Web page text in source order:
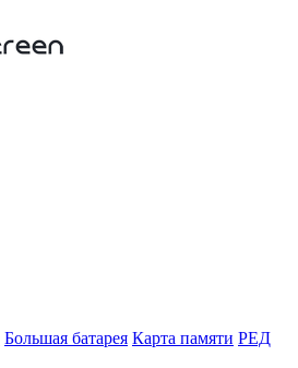
Большая батарея Карта памяти РЕД